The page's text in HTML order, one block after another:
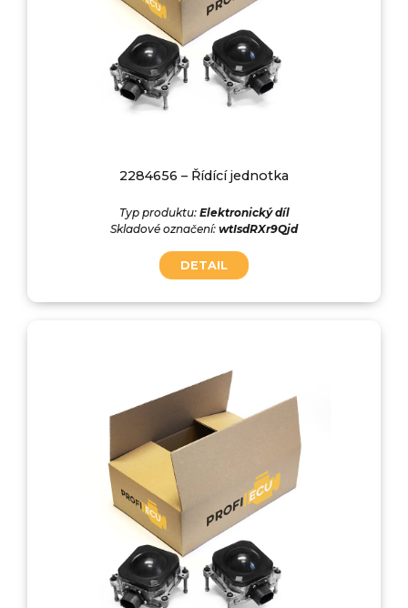
2284656 – Řídící jednotka
Typ produktu: Elektronický díl
Skladové označení: wtIsdRXr9Qjd
DETAIL